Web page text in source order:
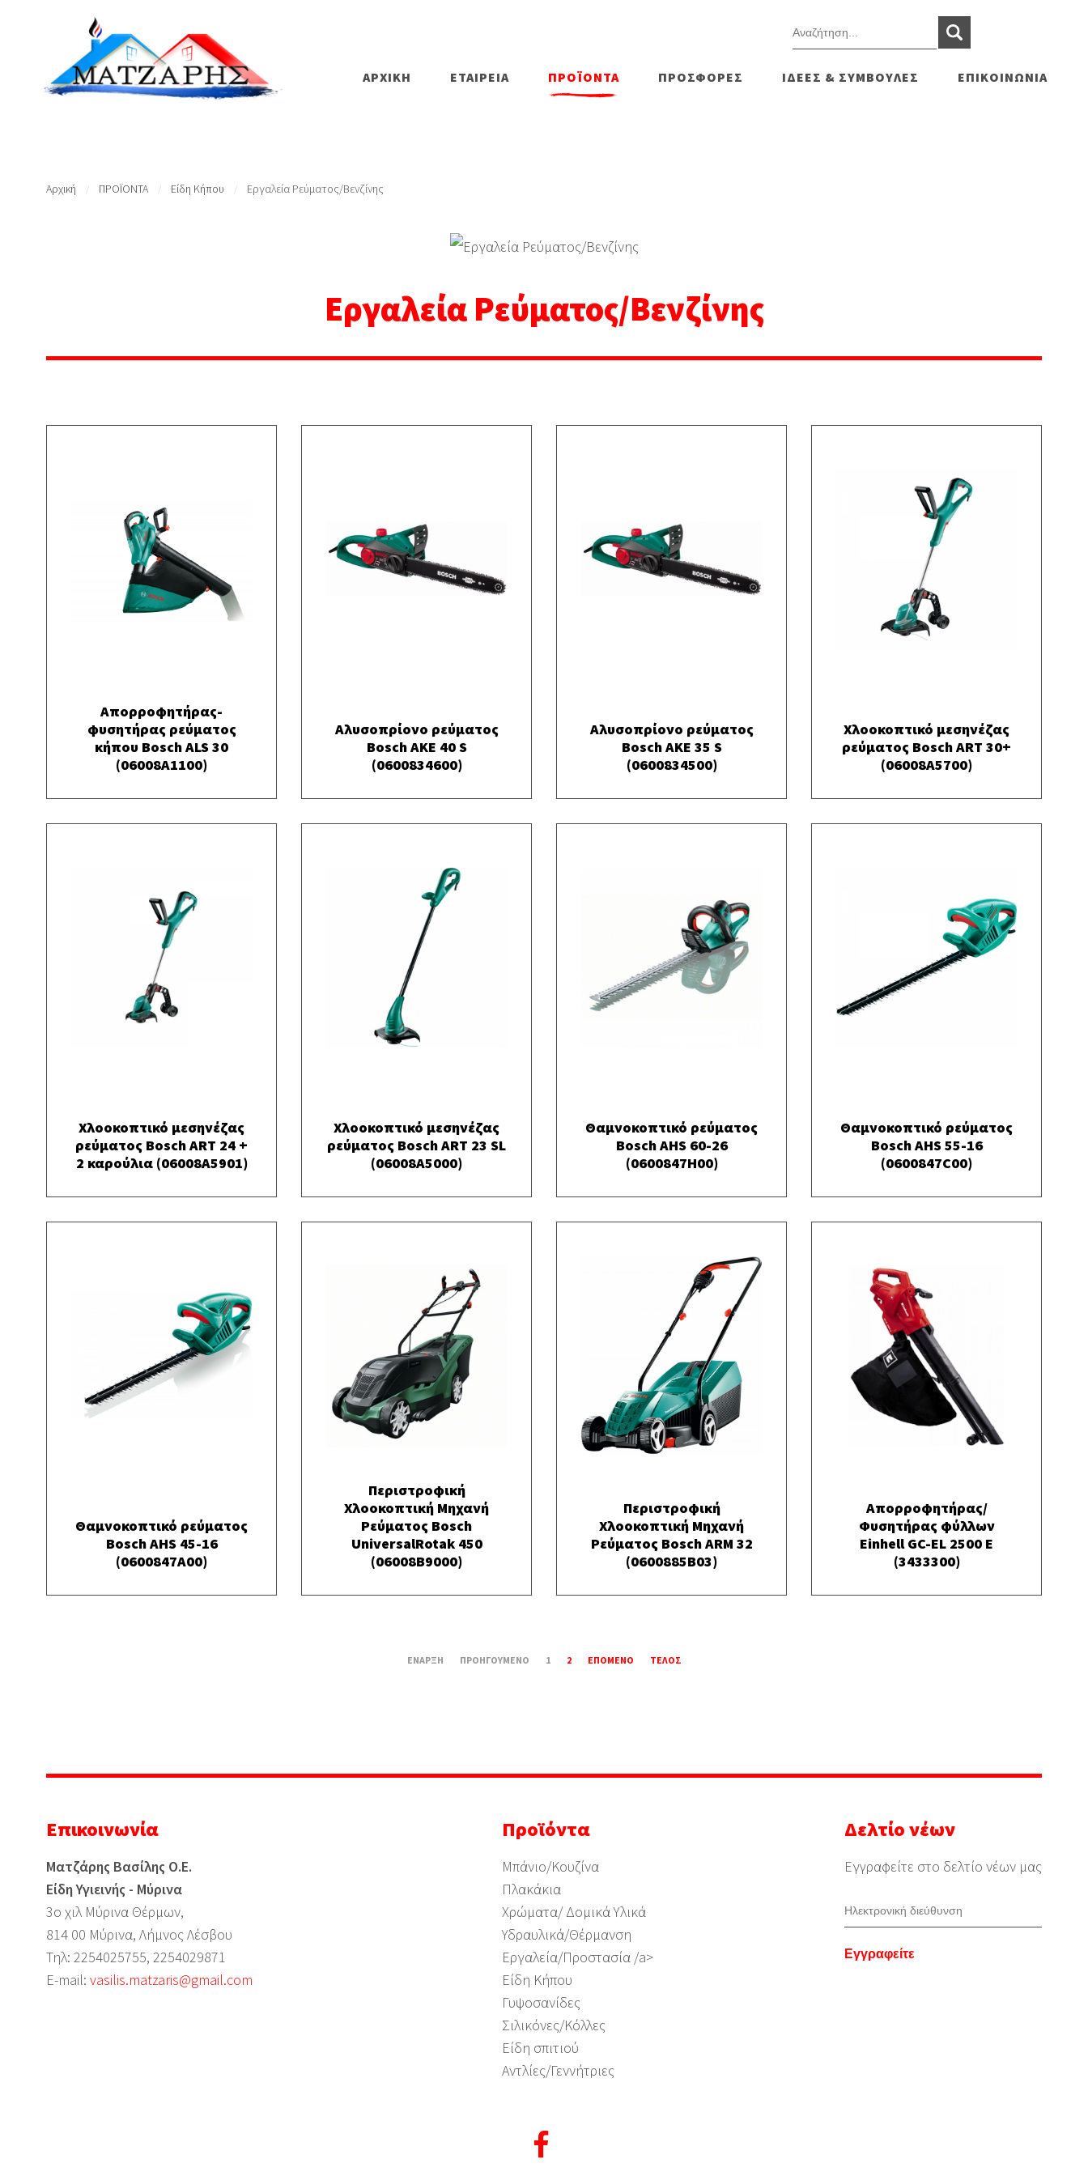
ΑΡΧΙΚΗ ΕΤΑΙΡΕΙΑ ΠΡΟΪΟΝΤΑ ΠΡΟΣΦΟΡΕΣ ΙΔΕΕΣ & ΣΥΜΒΟΥΛΕΣ ΕΠΙΚΟΙΝΩΝΙΑ
Αρχική ΠΡΟΪΟΝΤΑ Είδη Κήπου Εργαλεία Ρεύματος/Βενζίνης
Εργαλεία Ρεύματος/Βενζίνης
Απορροφητήρας-
φυσητήρας ρεύματος
κήπου Bosch ALS 30
(06008A1100)
Αλυσοπρίονο ρεύματος
Bosch AKE 40 S
(0600834600)
Αλυσοπρίονο ρεύματος
Bosch AKE 35 S
(0600834500)
Χλοοκοπτικό μεσηνέζας
ρεύματος Bosch ART 30+
(06008A5700)
Χλοοκοπτικό μεσηνέζας
ρεύματος Bosch ART 24 +
2 καρούλια (06008A5901)
Χλοοκοπτικό μεσηνέζας
ρεύματος Bosch ART 23 SL
(06008A5000)
Θαμνοκοπτικό ρεύματος
Bosch AHS 60-26
(0600847H00)
Θαμνοκοπτικό ρεύματος
Bosch AHS 55-16
(0600847C00)
Θαμνοκοπτικό ρεύματος
Bosch AHS 45-16
(0600847A00)
Περιστροφική
Χλοοκοπτική Μηχανή
Ρεύματος Bosch
UniversalRotak 450
(06008B9000)
Περιστροφική
Χλοοκοπτική Μηχανή
Ρεύματος Bosch ARM 32
(0600885B03)
Απορροφητήρας/
Φυσητήρας φύλλων
Einhell GC-EL 2500 E
(3433300)
ΈΝΑΡΞΗ ΠΡΟΗΓΟΎΜΕΝΟ 1 2 ΕΠΌΜΕΝΟ ΤΈΛΟΣ
Επικοινωνία
Ματζάρης Βασίλης Ο.Ε.
Είδη Υγιεινής - Μύρινα
3ο χιλ Μύρινα Θέρμων,
814 00 Μύρινα, Λήμνος Λέσβου
Τηλ: 2254025755, 2254029871
Ε-mail: vasilis.matzaris@gmail.com
Προϊόντα
Μπάνιο/Κουζίνα
Πλακάκια
Χρώματα/ Δομικά Υλικά
Υδραυλικά/Θέρμανση
Εργαλεία/Προστασία /a>
Είδη Κήπου
Γυψοσανίδες
Σιλικόνες/Κόλλες
Είδη σπιτιού
Αντλίες/Γεννήτριες
Δελτίο νέων
Εγγραφείτε στο δελτίο νέων μας